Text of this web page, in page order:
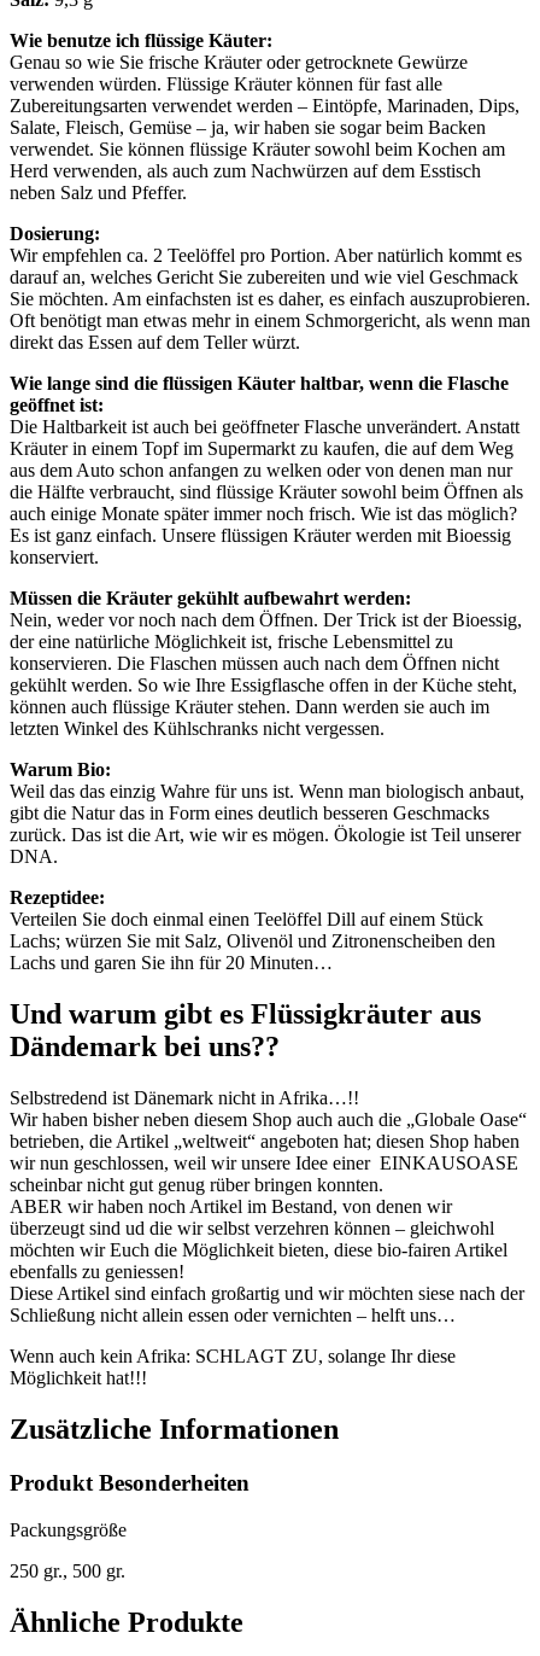
Wie benutze ich flüssige Käuter:
Genau so wie Sie frische Kräuter oder getrocknete Gewürze
verwenden würden. Flüssige Kräuter können für fast alle
Zubereitungsarten verwendet werden – Eintöpfe, Marinaden, Dips,
Salate, Fleisch, Gemüse – ja, wir haben sie sogar beim Backen
verwendet. Sie können flüssige Kräuter sowohl beim Kochen am
Herd verwenden, als auch zum Nachwürzen auf dem Esstisch
neben Salz und Pfeffer.
Dosierung:
Wir empfehlen ca. 2 Teelöffel pro Portion. Aber natürlich kommt es
darauf an, welches Gericht Sie zubereiten und wie viel Geschmack
Sie möchten. Am einfachsten ist es daher, es einfach auszuprobieren.
Oft benötigt man etwas mehr in einem Schmorgericht, als wenn man
direkt das Essen auf dem Teller würzt.
Wie lange sind die flüssigen Käuter haltbar, wenn die Flasche
geöffnet ist:​
Die Haltbarkeit ist auch bei geöffneter Flasche unverändert. Anstatt
Kräuter in einem Topf im Supermarkt zu kaufen, die auf dem Weg
aus dem Auto schon anfangen zu welken oder von denen man nur
die Hälfte verbraucht, sind flüssige Kräuter sowohl beim Öffnen als
auch einige Monate später immer noch frisch. Wie ist das möglich?
Es ist ganz einfach. Unsere flüssigen Kräuter werden mit Bioessig
konserviert.
Müssen die Kräuter gekühlt aufbewahrt werden:
Nein, weder vor noch nach dem Öffnen. Der Trick ist der Bioessig,
der eine natürliche Möglichkeit ist, frische Lebensmittel zu
konservieren. Die Flaschen müssen auch nach dem Öffnen nicht
gekühlt werden. So wie Ihre Essigflasche offen in der Küche steht,
können auch flüssige Kräuter stehen. Dann werden sie auch im
letzten Winkel des Kühlschranks nicht vergessen.
Warum Bio:
Weil das das einzig Wahre für uns ist. Wenn man biologisch anbaut,
gibt die Natur das in Form eines deutlich besseren Geschmacks
zurück. Das ist die Art, wie wir es mögen. Ökologie ist Teil unserer
DNA.
Rezeptidee:
Verteilen Sie doch einmal einen Teelöffel Dill auf einem Stück
Lachs; würzen Sie mit Salz, Olivenöl und Zitronenscheiben den
Lachs und garen Sie ihn für 20 Minuten…
Und warum gibt es Flüssigkräuter aus
Dändemark bei uns??
Selbstredend ist Dänemark nicht in Afrika…!!
Wir haben bisher neben diesem Shop auch auch die „Globale Oase“
betrieben, die Artikel „weltweit“ angeboten hat; diesen Shop haben
wir nun geschlossen, weil wir unsere Idee einer EINKAUSOASE
scheinbar nicht gut genug rüber bringen konnten.
ABER wir haben noch Artikel im Bestand, von denen wir
überzeugt sind ud die wir selbst verzehren können – gleichwohl
möchten wir Euch die Möglichkeit bieten, diese bio-fairen Artikel
ebenfalls zu geniessen!
Diese Artikel sind einfach großartig und wir möchten siese nach der
Schließung nicht allein essen oder vernichten – helft uns…
Wenn auch kein Afrika: SCHLAGT ZU, solange Ihr diese
Möglichkeit hat!!!
Zusätzliche Informationen
Produkt Besonderheiten
Packungsgröße
250 gr., 500 gr.
Ähnliche Produkte